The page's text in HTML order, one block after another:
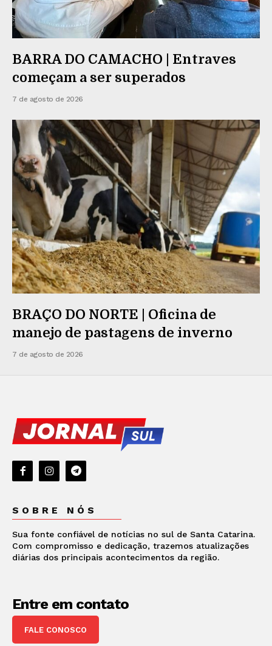
BARRA DO CAMACHO | Entraves
começam a ser superados
7 de agosto de 2026
BRAÇO DO NORTE | Oficina de
manejo de pastagens de inverno
7 de agosto de 2026
SOBRE NÓS
Sua fonte confiável de notícias no sul de Santa Catarina.
Com compromisso e dedicação, trazemos atualizações
diárias dos principais acontecimentos da região.
Entre em contato
FALE CONOSCO